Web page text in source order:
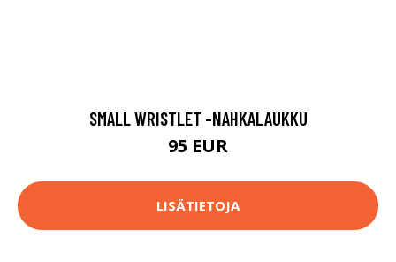
SMALL WRISTLET -NAHKALAUKKU
95 EUR
LISÄTIETOJA